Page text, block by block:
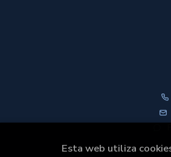
Esta web utiliza